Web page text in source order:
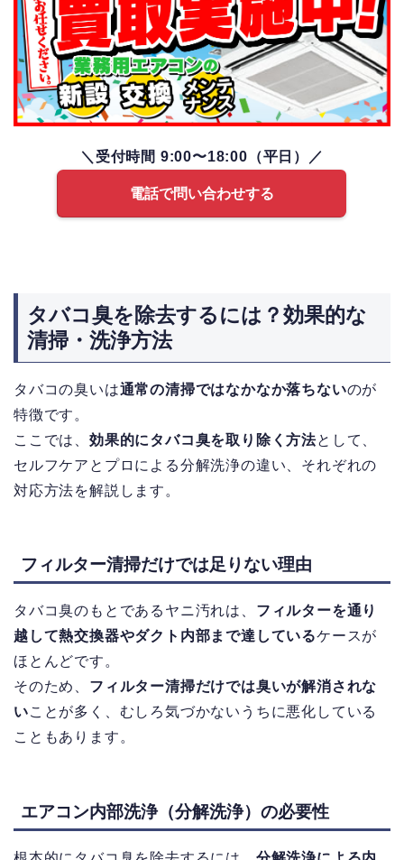
＼受付時間 9:00〜18:00（平日）／
電話で問い合わせする
タバコ臭を除去するには？効果的な
清掃・洗浄方法
タバコの臭いは通常の清掃ではなかなか落ちないのが
特徴です。
ここでは、 効果的にタバコ臭を取り除く方法として、
セルフケアとプロによる分解洗浄の違い、それぞれの
対応方法を解説します。
フィルター清掃だけでは足りない理由
タバコ臭のもとであるヤニ汚れは、 フィルターを通り
越して熱交換器やダクト内部まで達しているケースが
ほとんどです。
そのため、 フィルター清掃だけでは臭いが解消されな
いことが多く、むしろ気づかないうちに悪化している
こともあります。
エアコン内部洗浄（分解洗浄）の必要性